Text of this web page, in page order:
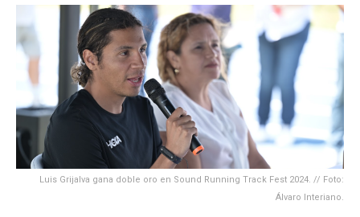
Luis Grijalva gana doble oro en Sound Running Track Fest 2024. // Foto:
Álvaro Interiano.